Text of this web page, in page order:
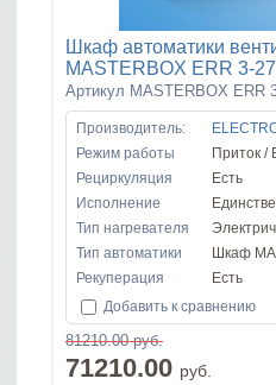
Шкаф автоматики
MASTERBOX ERR 3-27
Артикул MASTERBOX ERR
Производитель:
Режим работы
Приток /
Рециркуляция
Есть
Исполнение
Тип нагревателя
Тип автоматики
Шкаф
Рекуперация
Есть
Добавить к сравнению
81210.00 руб.
71210.00 руб.